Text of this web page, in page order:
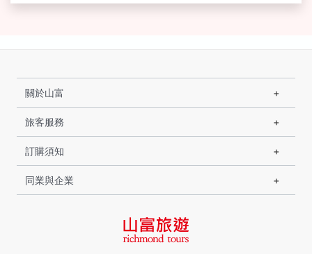
關於山富
旅客服務
訂購須知
同業與企業